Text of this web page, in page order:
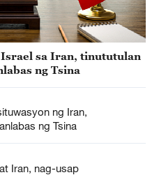
Israel sa Iran, tinututulan
ng Tsina
ng Iran,
ng Tsina
Iran, nag-usap